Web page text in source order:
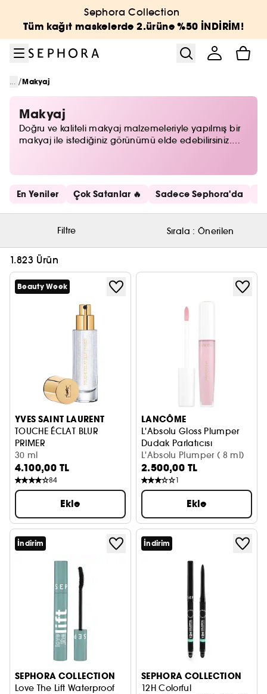
Sephora Collection
Tüm kağıt maskelerde 2.ürüne %50 İNDİRİM!
... /Makyaj
Makyaj
Doğru ve kaliteli makyaj malzemeleriyle yapılmış bir
makyaj ile istediğiniz görünümü elde edebilirsiniz.
olabilirsiniz.
Hızlı bağlantıları atla
En Yeniler Çok Satanlar 🔥 Sadece Sephora'da
Filtre Sırala : Önerilen
1.823 Ürün
Beauty Week
YVES SAINT LAURENT
TOUCHE ÉCLAT BLUR
PRIMER
Makyaj Bazı
30 ml
4.100,00 TL
84
Ekle
LANCÔME
L'Absolu Gloss Plumper
Dudak Parlatıcısı
L'Absolu Plumper ( 8 ml)
2.500,00 TL
1
Ekle
İndirim
SEPHORA COLLECTION
Love The Lift Waterproof
İndirim
SEPHORA COLLECTION
12H Colorful